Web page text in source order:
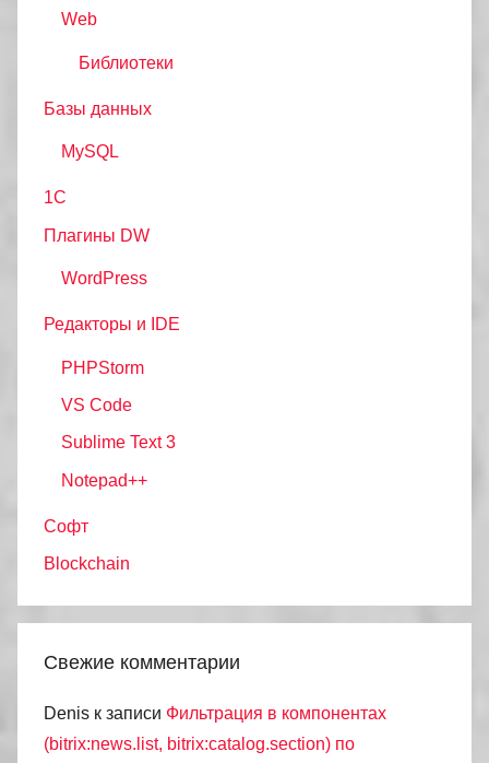
Web
Библиотеки
Базы данных
MySQL
1С
Плагины DW
WordPress
Редакторы и IDE
PHPStorm
VS Code
Sublime Text 3
Notepad++
Софт
Blockchain
Свежие комментарии
Denis к записи Фильтрация в компонентах
(bitrix:news.list, bitrix:catalog.section) по